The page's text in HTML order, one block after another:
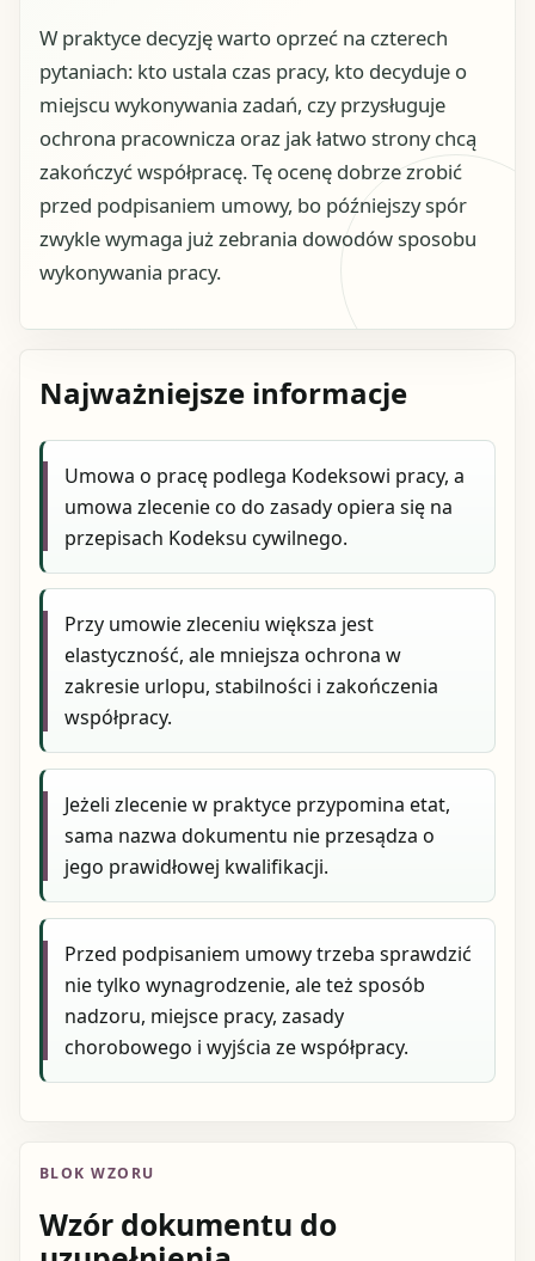
W praktyce decyzję warto oprzeć na czterech
pytaniach: kto ustala czas pracy, kto decyduje o
miejscu wykonywania zadań, czy przysługuje
ochrona pracownicza oraz jak łatwo strony chcą
zakończyć współpracę. Tę ocenę dobrze zrobić
przed podpisaniem umowy, bo późniejszy spór
zwykle wymaga już zebrania dowodów sposobu
wykonywania pracy.
Najważniejsze informacje
Umowa o pracę podlega Kodeksowi pracy, a
umowa zlecenie co do zasady opiera się na
przepisach Kodeksu cywilnego.
Przy umowie zleceniu większa jest
elastyczność, ale mniejsza ochrona w
zakresie urlopu, stabilności i zakończenia
współpracy.
Jeżeli zlecenie w praktyce przypomina etat,
sama nazwa dokumentu nie przesądza o
jego prawidłowej kwalifikacji.
Przed podpisaniem umowy trzeba sprawdzić
nie tylko wynagrodzenie, ale też sposób
nadzoru, miejsce pracy, zasady
chorobowego i wyjścia ze współpracy.
BLOK WZORU
Wzór dokumentu do